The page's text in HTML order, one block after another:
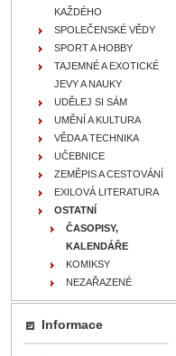
KAŽDÉHO
SPOLEČENSKÉ VĚDY
SPORT A HOBBY
TAJEMNÉ A EXOTICKÉ
JEVY A NAUKY
UDĚLEJ SI SÁM
UMĚNÍ A KULTURA
VĚDA A TECHNIKA
UČEBNICE
ZEMĚPIS A CESTOVÁNÍ
EXILOVÁ LITERATURA
OSTATNÍ
ČASOPISY,
KALENDÁŘE
KOMIKSY
NEZAŘAZENÉ
Informace